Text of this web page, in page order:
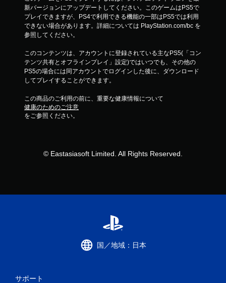
新バージョンにアップデートしてください。このゲームはPS5で
プレイできますが、PS4で利用できる機能の一部はPS5では利用
できない場合があります。詳細については PlayStation.com/bc を
参照してください。
このコンテンツは、アカウントに登録されている主なPS5(「コン
テンツ共有とオフラインプレイ」設定)ではいつでも、その他の
PS5の場合には同アカウントでログインした後に、ダウンロード
してプレイすることができます。
この商品のご利用の前に、重要な健康情報について
健康のためのご注意
をご参照ください。
© Eastasiasoft Limited. All Rights Reserved.
国／地域：日本
サポート